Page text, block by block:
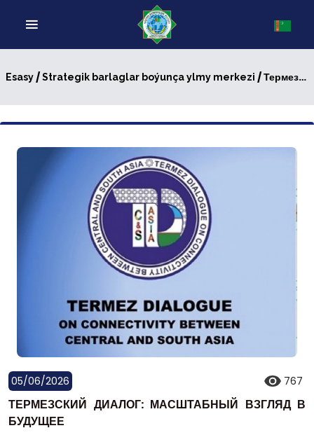
Esasy/Strategik barlaglar boýunça ylmy merkezi / Термезский диалог: масштабный взгляд в будущее
05/06/2026 767
ТЕРМЕЗСКИЙ ДИАЛОГ: МАСШТАБНЫЙ ВЗГЛЯД В
БУДУЩЕЕ